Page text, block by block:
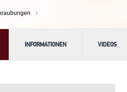
INFORMATIONEN VIDEOS